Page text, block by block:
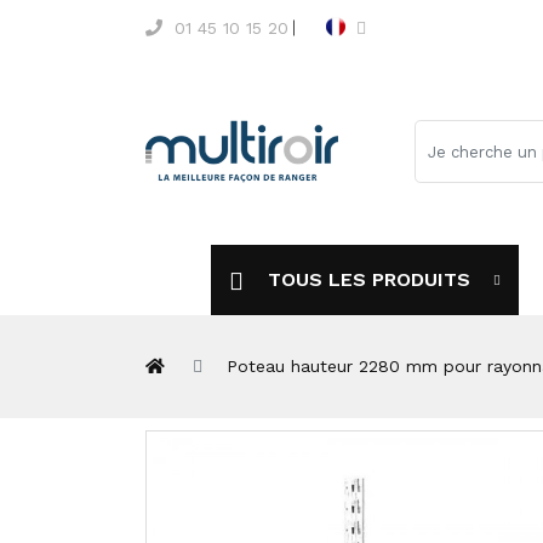
01 45 10 15 20
TOUS LES PRODUITS
Poteau hauteur 2280 mm pour